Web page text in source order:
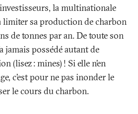
la multinationale
limiter sa production de charbon
de tonnes par an. De toute son
jamais possédé autant de
(lisez: mines) ! Si elle n’en
c’est pour ne pas inonder le
le cours du charbon.